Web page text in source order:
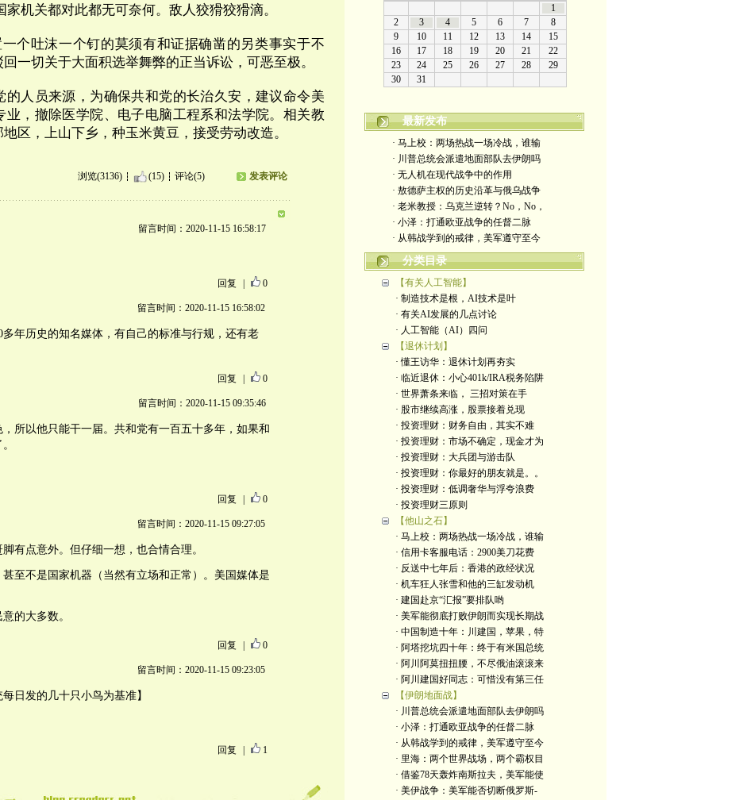
机关都对此都无可奈何。敌人狡猾狡猾滴。
个吐沫一个钉的莫须有和证据确凿的另类事实于不
一切关于大面积选举舞弊的正当诉讼，可恶至极。
的人员来源，为确保共和党的长治久安，建议命令美
业，撤除医学院、电子电脑工程系和法学院。相关教
区，上山下乡，种玉米黄豆，接受劳动改造。
浏览(3136) (15) 评论(5) 发表评论
留言时间：2020-11-15 16:58:17
回复 0
留言时间：2020-11-15 16:58:02
年历史的知名媒体，有自己的标准与行规，还有老
回复 0
留言时间：2020-11-15 09:35:46
所以他只能干一届。共和党有一百五十多年，如果和
回复 0
留言时间：2020-11-15 09:27:05
有点意外。但仔细一想，也合情合理。
至不是国家机器（当然有立场和正常）。美国媒体是
的大多数。
回复 0
留言时间：2020-11-15 09:23:05
日发的几十只小鸟为基准】
回复 1
最新发布
· 马上校：两场热战一场冷战，谁输
· 川普总统会派遣地面部队去伊朗吗
· 无人机在现代战争中的作用
· 敖德萨主权的历史沿革与俄乌战争
· 老米教授：乌克兰逆转？No，No，
· 小泽：打通欧亚战争的任督二脉
· 从韩战学到的戒律，美军遵守至今
分类目录
【有关人工智能】
· 制造技术是根，AI技术是叶
· 有关AI发展的几点讨论
· 人工智能（AI）四问
【退休计划】
· 懂王访华：退休计划再夯实
· 临近退休：小心401k/IRA税务陷阱
· 世界萧条来临， 三招对策在手
· 股市继续高涨，股票接着兑现
· 投资理财：财务自由，其实不难
· 投资理财：市场不确定，现金才为
· 投资理财：大兵团与游击队
· 投资理财：你最好的朋友就是。。
· 投资理财：低调奢华与浮夸浪费
· 投资理财三原则
【他山之石】
· 马上校：两场热战一场冷战，谁输
· 信用卡客服电话：2900美刀花费
· 反送中七年后：香港的政经状况
· 机车狂人张雪和他的三缸发动机
· 建国赴京“汇报”要排队哟
· 美军能彻底打败伊朗而实现长期战
· 中国制造十年：川建国，苹果，特
· 阿塔挖坑四十年：终于有米国总统
· 阿川阿莫扭扭腰，不尽俄油滚滚来
· 阿川建国好同志：可惜没有第三任
【伊朗地面战】
· 川普总统会派遣地面部队去伊朗吗
· 小泽：打通欧亚战争的任督二脉
· 从韩战学到的戒律，美军遵守至今
· 里海：两个世界战场，两个霸权目
· 借鉴78天轰炸南斯拉夫，美军能使
· 美伊战争：美军能否切断俄罗斯-